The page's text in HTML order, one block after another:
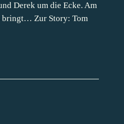
Derek um die Ecke. Am
bringt… Zur Story: Tom